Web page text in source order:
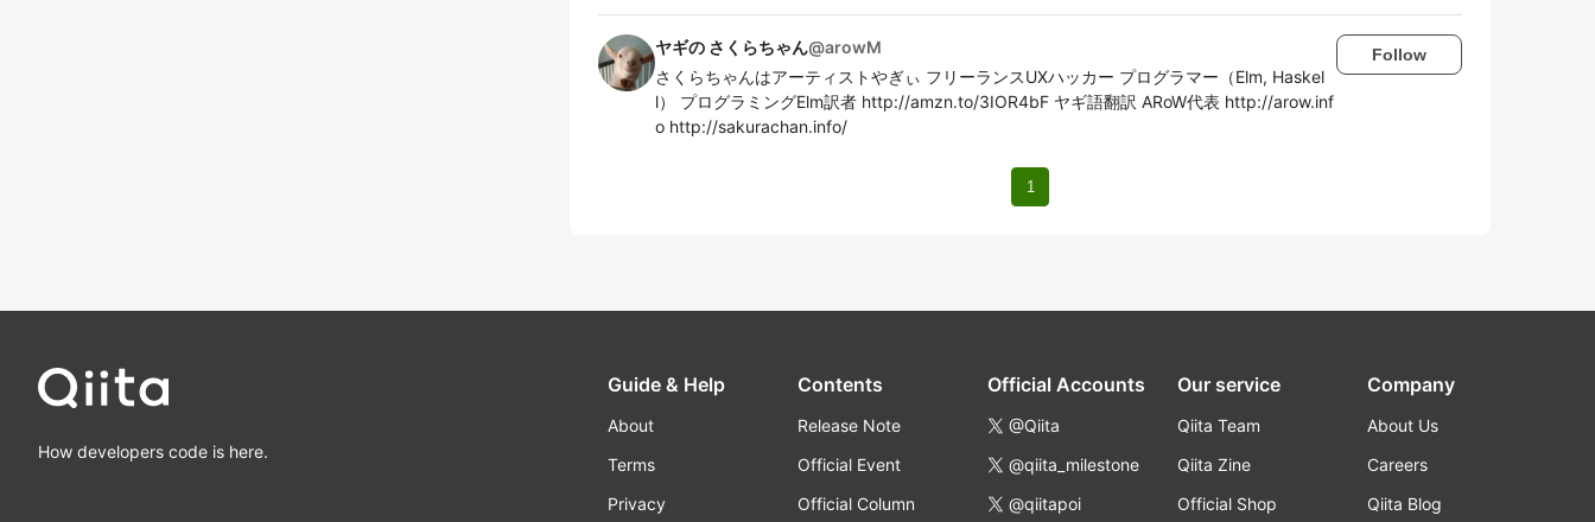
ヤギの さくらちゃん@arowM
さくらちゃんはアーティストやぎぃ フリーランスUXハッカー プログラマー（Elm, Haskel
l） プログラミングElm訳者 http://amzn.to/3IOR4bF ヤギ語翻訳 ARoW代表 http://arow.inf
o http://sakurachan.info/
Follow
1
How developers code is here.
Guide & Help
About
Terms
Privacy
Contents
Release Note
Official Event
Official Column
Official Accounts
@Qiita
@qiita_milestone
@qiitapoi
Our service
Qiita Team
Qiita Zine
Official Shop
Company
About Us
Careers
Qiita Blog